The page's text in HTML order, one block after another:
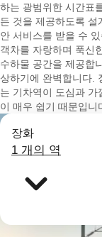
하는 광범위한 시간표
든 것을 제공하도록
안 서비스를 받을 수
객차를 자랑하며 푹신
수하물 공간을 제공합
상하기에 완벽합니다.
는 기차역이 도심과
이 매우 쉽기 때문입니
장화
1 개의 역